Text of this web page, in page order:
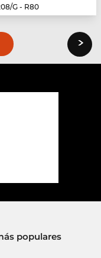
G - R80
›
populares